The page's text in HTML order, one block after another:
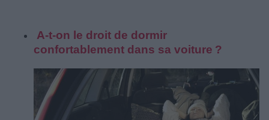
A-t-on le droit de dormir
confortablement dans sa voiture ?